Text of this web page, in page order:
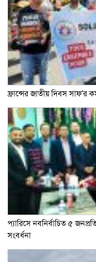
ফ্রান্সের জাতীয় দিবস সাফ’র
প্যারিসে নবনির্বাচিত ৫
সংবর্ধনা